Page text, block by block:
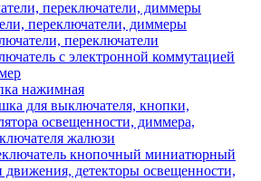
переключатели, диммеры
переключатели
с электронной коммутацией
нажимная
для выключателя, кнопки,
освещенности, диммера,
жалюзи
кнопочный миниатюрный